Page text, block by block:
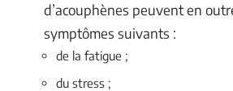
d’acouphènes peuvent en
symptômes suivants :
de la fatigue ;
du stress ;